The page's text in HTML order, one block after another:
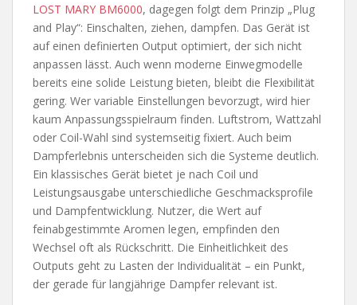
LOST MARY BM6000, dagegen folgt dem Prinzip „Plug
and Play“: Einschalten, ziehen, dampfen. Das Gerät ist
auf einen definierten Output optimiert, der sich nicht
anpassen lässt. Auch wenn moderne Einwegmodelle
bereits eine solide Leistung bieten, bleibt die Flexibilität
gering. Wer variable Einstellungen bevorzugt, wird hier
kaum Anpassungsspielraum finden. Luftstrom, Wattzahl
oder Coil-Wahl sind systemseitig fixiert. Auch beim
Dampferlebnis unterscheiden sich die Systeme deutlich.
Ein klassisches Gerät bietet je nach Coil und
Leistungsausgabe unterschiedliche Geschmacksprofile
und Dampfentwicklung. Nutzer, die Wert auf
feinabgestimmte Aromen legen, empfinden den
Wechsel oft als Rückschritt. Die Einheitlichkeit des
Outputs geht zu Lasten der Individualität – ein Punkt,
der gerade für langjährige Dampfer relevant ist.